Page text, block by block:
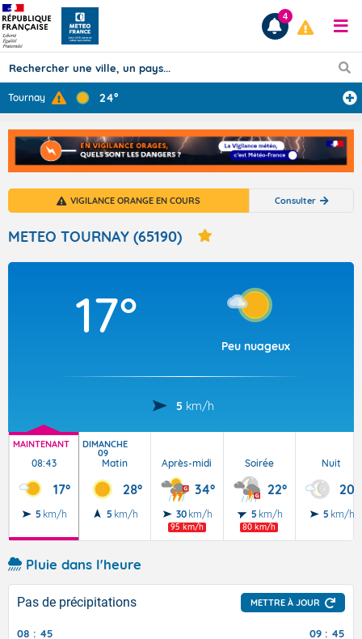
Prévisions
TOUS LES RÉSULTATS
Articles
4
Tournay 24°
VIGILANCE ORANGE EN COURS Consulter
METEO TOURNAY (65190)
17°
Peu nuageux
5 km/h
MAINTENANT
08:43
17°
5 km/h
DIMANCHE
09
Matin
28°
5 km/h
Après-midi
34°
30 km/h
95 km/h
Soirée
22°
5 km/h
80 km/h
Nuit
20°
5 km/h
Pluie dans l'heure
Pas de précipitations METTRE À JOUR
08 : 45 09 : 45